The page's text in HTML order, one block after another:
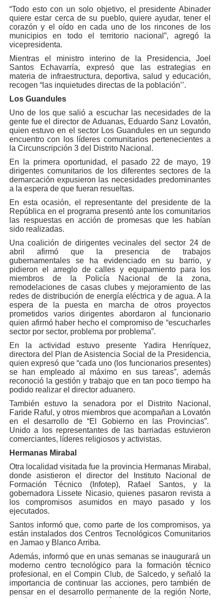
“Todo esto con un solo objetivo, el presidente Abinader
quiere estar cerca de su pueblo, quiere ayudar, tener el
corazón y el oído en cada uno de los rincones de los
municipios en todo el territorio nacional”, agregó la
vicepresidenta.
Mientras el ministro interino de la Presidencia, Joel
Santos Echavarría, expresó que las estrategias en
materia de infraestructura, deportiva, salud y educación,
recogen “las inquietudes directas de la población’’.
Los Guandules
Uno de los que salió a escuchar las necesidades de la
gente fue el director de Aduanas, Eduardo Sanz Lovatón,
quien estuvo en el sector Los Guandules en un segundo
encuentro con los líderes comunitarios pertenecientes a
la Circunscripción 3 del Distrito Nacional.
En la primera oportunidad, el pasado 22 de mayo, 19
dirigentes comunitarios de los diferentes sectores de la
demarcación expusieron las necesidades predominantes
a la espera de que fueran resueltas.
En esta ocasión, el representante del presidente de la
República en el programa presentó ante los comunitarios
las respuestas en acción de promesas que les habían
sido realizadas.
Una coalición de dirigentes vecinales del sector 24 de
abril afirmó que la presencia de trabajos
gubernamentales se ha evidenciado en su barrio, y
pidieron el arreglo de calles y equipamiento para los
miembros de la Policía Nacional de la zona,
remodelaciones de casas clubes y mejoramiento de las
redes de distribución de energía eléctrica y de agua. A la
espera de la puesta en marcha de otros proyectos
prometidos varios dirigentes abordaron al funcionario
quien afirmó haber hecho el compromiso de “escucharles
sector por sector, problema por problema”.
En la actividad estuvo presente Yadira Henríquez,
directora del Plan de Asistencia Social de la Presidencia,
quien expresó que “cada uno (los funcionarios presentes)
se han empleado al máximo en sus tareas”, además
reconoció la gestión y trabajo que en tan poco tiempo ha
podido realizar el director aduanero.
También estuvo la senadora por el Distrito Nacional,
Faride Raful, y otros miembros que acompañan a Lovatón
en el desarrollo de “El Gobierno en las Provincias”.
Unido a los representantes de las barriadas estuvieron
comerciantes, líderes religiosos y activistas.
Hermanas Mirabal
Otra localidad visitada fue la provincia Hermanas Mirabal,
donde asistieron el director del Instituto Nacional de
Formación Técnico (Infotep), Rafael Santos, y la
gobernadora Lissete Nicasio, quienes pasaron revista a
los compromisos asumidos en mayo pasado y los
ejecutados.
Santos informó que, como parte de los compromisos, ya
están instalados dos Centros Tecnológicos Comunitarios
en Jamao y Blanco Arriba.
Además, informó que en unas semanas se inaugurará un
moderno centro tecnológico para la formación técnico
profesional, en el Compin Club, de Salcedo, y señaló la
importancia de continuar las acciones, pero también de
pensar en el desarrollo permanente de la región Norte,